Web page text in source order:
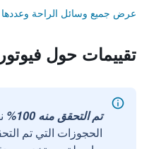
عرض جميع وسائل الراحة وعددها 58
تقييمات حول
تم التحقق منه 100%
الحجوزات التي تم